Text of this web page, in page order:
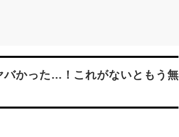
バかった…！これがないともう無